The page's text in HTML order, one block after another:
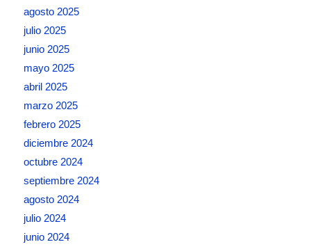
agosto 2025
julio 2025
junio 2025
mayo 2025
abril 2025
marzo 2025
febrero 2025
diciembre 2024
octubre 2024
septiembre 2024
agosto 2024
julio 2024
junio 2024